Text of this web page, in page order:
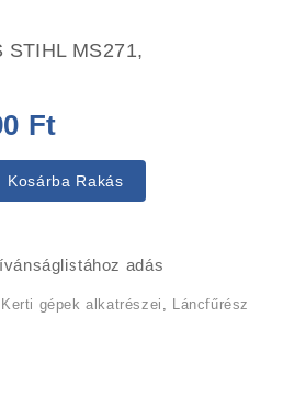
STIHL MS271,
Ft
price
is:
Kosárba Rakás
adás
Kerti gépek alkatrészei
Láncfűrész